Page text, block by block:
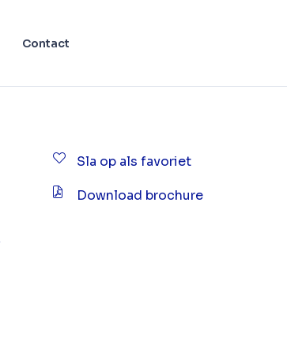
Contact
Sla op als favoriet
Download brochure